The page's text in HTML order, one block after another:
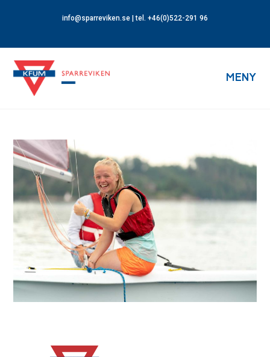
info@sparreviken.se | tel. +46(0)522-291 96
MENY